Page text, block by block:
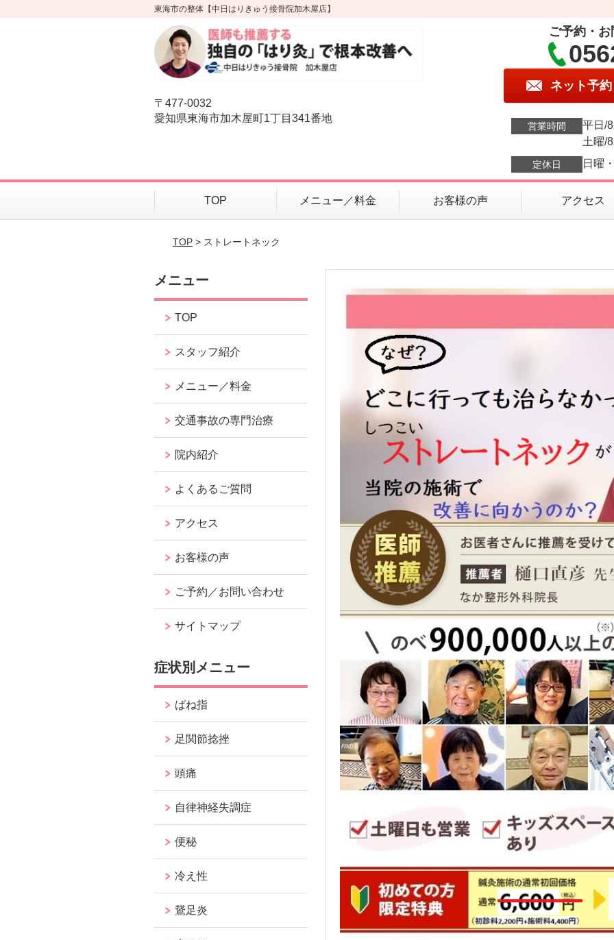
東海市の整体【中日はりきゅう接骨院加木屋店】
〒477-0032
愛知県東海市加木屋町1丁目341番地
ご予約・
ネット予約
営業時間
平日/
土曜/
定休日 日曜
TOP メニュー／料金 お客様の声 アクセス
TOP> ストレートネック
メニュー
TOP
スタッフ紹介
メニュー／料金
交通事故の専門治療
院内紹介
よくあるご質問
アクセス
お客様の声
ご予約／お問い合わせ
サイトマップ
症状別メニュー
ばね指
足関節捻挫
頭痛
自律神経失調症
便秘
冷え性
鵞足炎